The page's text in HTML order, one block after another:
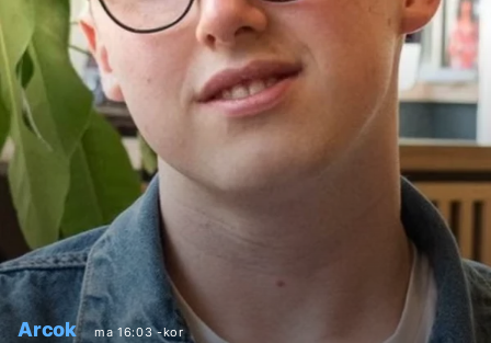
Arcok ma 16:03 -kor